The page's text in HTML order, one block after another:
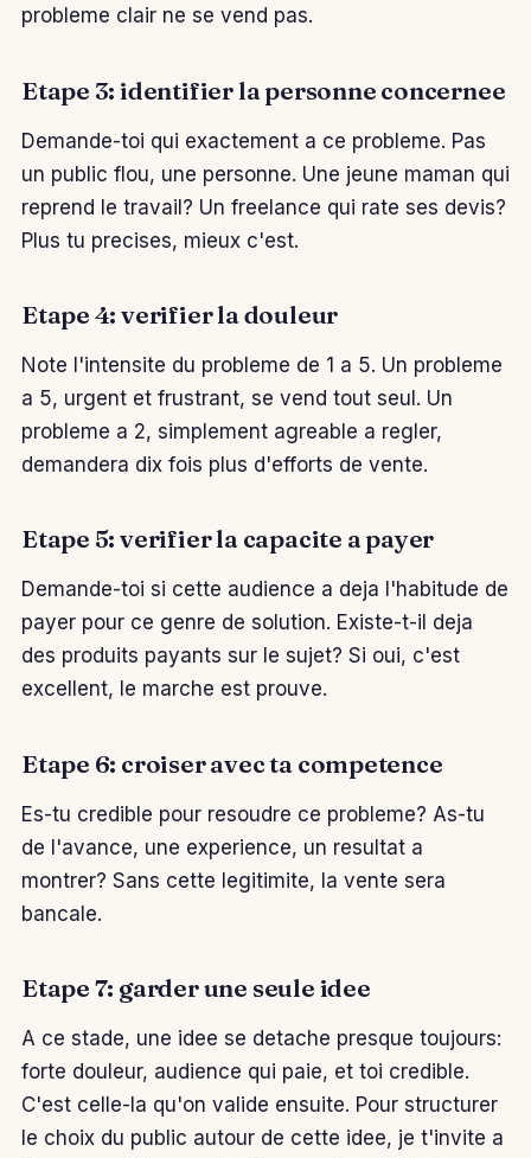
probleme clair ne se vend pas.
Etape 3: identifier la personne concernee
Demande-toi qui exactement a ce probleme. Pas
un public flou, une personne. Une jeune maman qui
reprend le travail? Un freelance qui rate ses devis?
Plus tu precises, mieux c'est.
Etape 4: verifier la douleur
Note l'intensite du probleme de 1 a 5. Un probleme
a 5, urgent et frustrant, se vend tout seul. Un
probleme a 2, simplement agreable a regler,
demandera dix fois plus d'efforts de vente.
Etape 5: verifier la capacite a payer
Demande-toi si cette audience a deja l'habitude de
payer pour ce genre de solution. Existe-t-il deja
des produits payants sur le sujet? Si oui, c'est
excellent, le marche est prouve.
Etape 6: croiser avec ta competence
Es-tu credible pour resoudre ce probleme? As-tu
de l'avance, une experience, un resultat a
montrer? Sans cette legitimite, la vente sera
bancale.
Etape 7: garder une seule idee
A ce stade, une idee se detache presque toujours:
forte douleur, audience qui paie, et toi credible.
C'est celle-la qu'on valide ensuite. Pour structurer
le choix du public autour de cette idee, je t'invite a